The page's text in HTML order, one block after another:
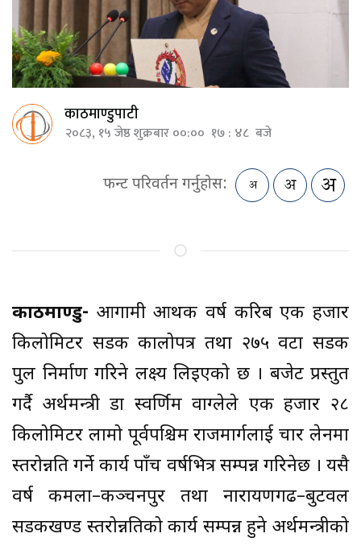
काठमाण्डुपाटी
२०८३, १५ जेष्ठ शुक्रबार ००:०० १७ : ४८ बजे
फन्ट परिवर्तन गर्नुहोस:
काठमाण्डु- आगामी आर्थिक वर्ष करिब एक हजार
किलोमिटर सडक कालोपत्र तथा २७५ वटा सडक
पुल निर्माण गरिने लक्ष्य लिइएको छ । बजेट प्रस्तुत
गर्दै अर्थमन्त्री डा स्वर्णिम वाग्लेले एक हजार २८
किलोमिटर लामो पूर्वपश्चिम राजमार्गलाई चार लेनमा
स्तरोन्नति गर्ने कार्य पाँच वर्षभित्र सम्पन्न गरिनेछ । यसै
वर्ष कमला–कञ्चनपुर तथा नारायणगढ–बुटवल
सडकखण्ड स्तरोन्नतिको कार्य सम्पन्न हुने अर्थमन्त्रीको